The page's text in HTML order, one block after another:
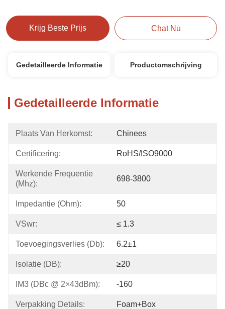
Krijg Beste Prijs Chat Nu
Gedetailleerde Informatie Productomschrijving
Gedetailleerde Informatie
Plaats Van Herkomst: Chinees
Certificering: RoHS/ISO9000
Werkende Frequentie
(Mhz):
698-3800
Impedantie (Ohm): 50
VSwr: ≤ 1.3
Toevoegingsverlies (db): 6.2±1
Isolatie (dB): ≥20
IM3 (dBc @ 2×43dBm): -160
Verpakking Details: Foam+box